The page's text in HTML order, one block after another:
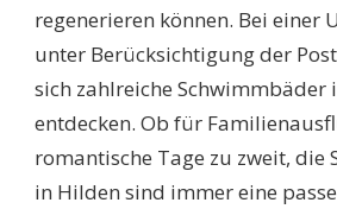
regenerieren können. Bei einer
unter Berücksichtigung der
sich zahlreiche
entdecken. Ob für
romantische Tage zu zweit, die
in Hilden sind immer eine